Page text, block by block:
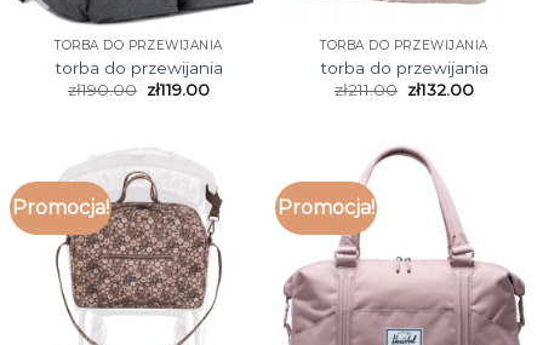
TORBA DO PRZEWIJANIA
torba do przewijania
zł190.00 zł119.00
TORBA DO PRZEWIJANIA
torba do przewijania
zł211.00 zł132.00
Promocja! Promocja!